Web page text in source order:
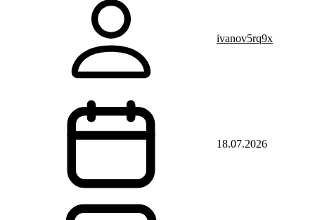
ivanov5rq9x
18.07.2026